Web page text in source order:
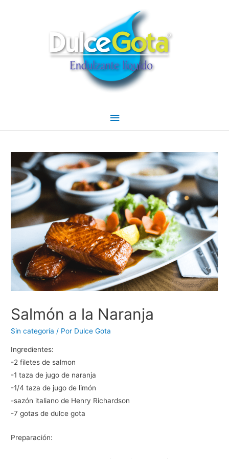
Menú
Salmón a la Naranja
Sin categoría / Por Dulce Gota
Ingredientes:
-2 filetes de salmon
-1 taza de jugo de naranja
-1/4 taza de jugo de limón
-sazón italiano de Henry Richardson
-7 gotas de dulce gota
Preparación: